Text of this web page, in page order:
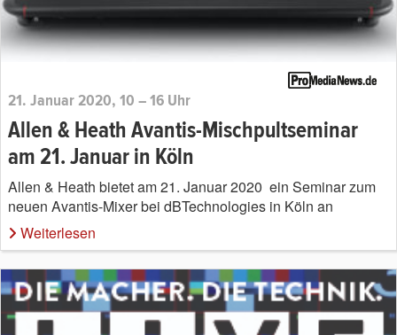
21. Januar 2020, 10 – 16 Uhr
Allen & Heath Avantis-Mischpultseminar
am 21. Januar in Köln
Allen & Heath bietet am 21. Januar 2020 ein Seminar zum
neuen Avantis-Mixer bei dBTechnologies in Köln an
Weiterlesen